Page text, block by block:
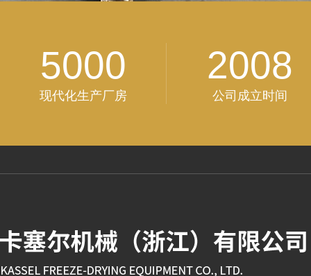
5000
现代化生产厂房
2008
公司成立时间